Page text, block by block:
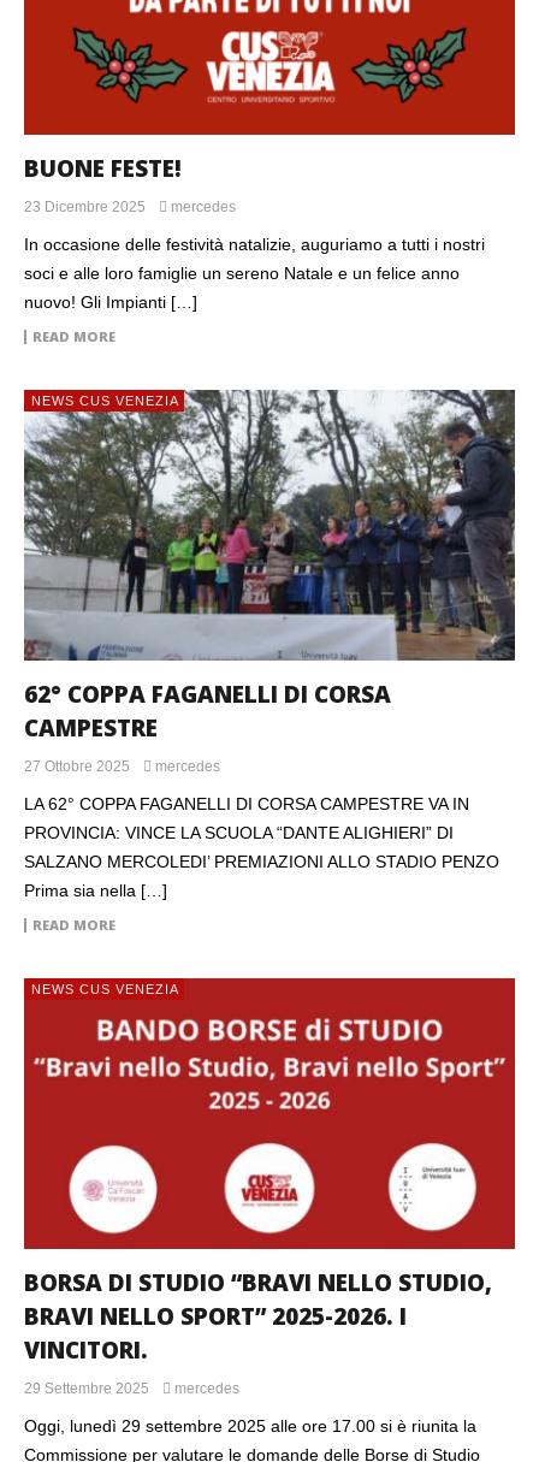
FESTA DELLO SPORT UNIVERSITARIO: IL
CUS VENEZIA PREMIA GLI ATLETI DI CA’
FOSCARI E IUAV
Borsa di Studio “Bravi nello Studio,
Bravi nello Sport” 2026-2027.
NEWS CUS VENEZIA
COMPUTER SOLUTION NUOVO PARTNER
DEL CUS VENEZIA
NEWS CUS VENEZIA
SI CONCLUDE UN ALTRO ANNO DI
SPORT CON LA CASA NICOPEJA E IL
CENTRO DI SANT’ALVISE
BUONE FESTE!
23 Dicembre 2025 mercedes
In occasione delle festività natalizie, auguriamo a tutti i nostri
soci e alle loro famiglie un sereno Natale e un felice anno
nuovo! Gli Impianti […]
READ MORE
NEWS CUS VENEZIA
62° COPPA FAGANELLI DI CORSA
CAMPESTRE
27 Ottobre 2025 mercedes
LA 62° COPPA FAGANELLI DI CORSA CAMPESTRE VA IN
PROVINCIA: VINCE LA SCUOLA “DANTE ALIGHIERI” DI
SALZANO MERCOLEDI’ PREMIAZIONI ALLO STADIO PENZO
Prima sia nella […]
READ MORE
NEWS CUS VENEZIA
BORSA DI STUDIO “BRAVI NELLO STUDIO,
BRAVI NELLO SPORT” 2025-2026. I
VINCITORI.
29 Settembre 2025 mercedes
Oggi, lunedì 29 settembre 2025 alle ore 17.00 si è riunita la
Commissione per valutare le domande delle Borse di Studio